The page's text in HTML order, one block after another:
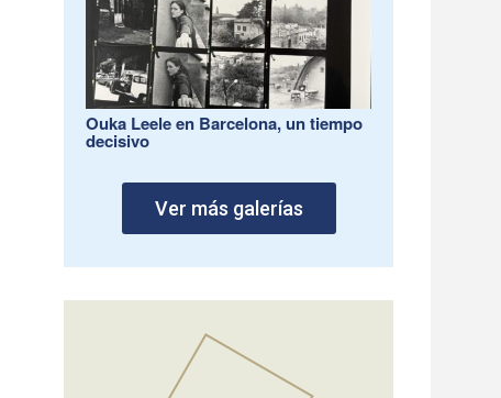
Ouka Leele en Barcelona, un tiempo
decisivo
Ver más galerías